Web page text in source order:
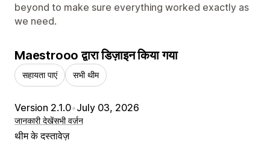
beyond to make sure everything worked exactly as
we need.
Maestrooo द्वारा डिज़ाइन किया गया
सहायता पाएं सभी थीम
Version 2.1.0•July 03, 2026
जानकारी देखेंसभी वर्ज़न
थीम के दस्तावेज़